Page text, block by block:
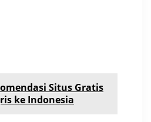
Situs Gratis
ke Indonesia